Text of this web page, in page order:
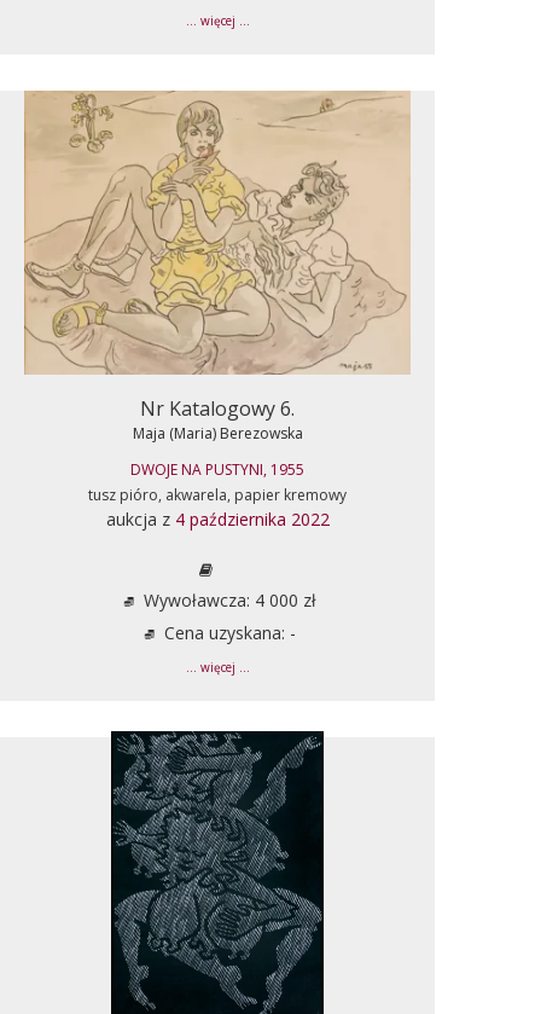
... więcej ...
Nr Katalogowy 6.
Maja (Maria) Berezowska
DWOJE NA PUSTYNI, 1955
tusz pióro, akwarela, papier kremowy
aukcja z 4 października 2022
Wywoławcza: 4 000 zł
Cena uzyskana: -
... więcej ...